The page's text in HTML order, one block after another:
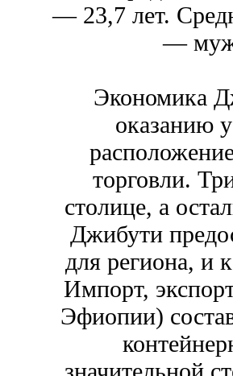
— 23,7 лет.
—
Экономика
оказанию
торговли.
столице, а
Джибути
для региона, и
Импорт,
Эфиопии)
значительной